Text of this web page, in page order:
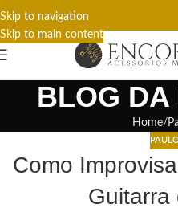
Skip to navigation
Skip to main content
BLOG DA
Home
Como
Guitarra